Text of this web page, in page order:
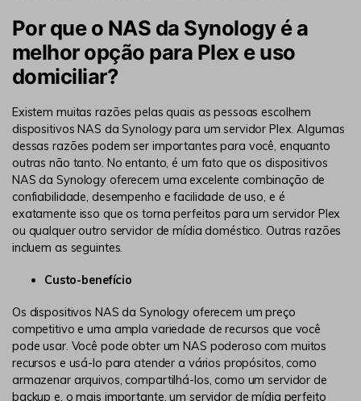
Por que o NAS da Synology é a
melhor opção para Plex e uso
domiciliar?
Existem muitas razões pelas quais as pessoas escolhem
dispositivos NAS da Synology para um servidor Plex. Algumas
dessas razões podem ser importantes para você, enquanto
outras não tanto. No entanto, é um fato que os dispositivos
NAS da Synology oferecem uma excelente combinação de
confiabilidade, desempenho e facilidade de uso, e é
exatamente isso que os torna perfeitos para um servidor Plex
ou qualquer outro servidor de mídia doméstico. Outras razões
incluem as seguintes.
Custo-benefício
Os dispositivos NAS da Synology oferecem um preço
competitivo e uma ampla variedade de recursos que você
pode usar. Você pode obter um NAS poderoso com muitos
recursos e usá-lo para atender a vários propósitos, como
armazenar arquivos, compartilhá-los, como um servidor de
backup e, o mais importante, um servidor de mídia perfeito